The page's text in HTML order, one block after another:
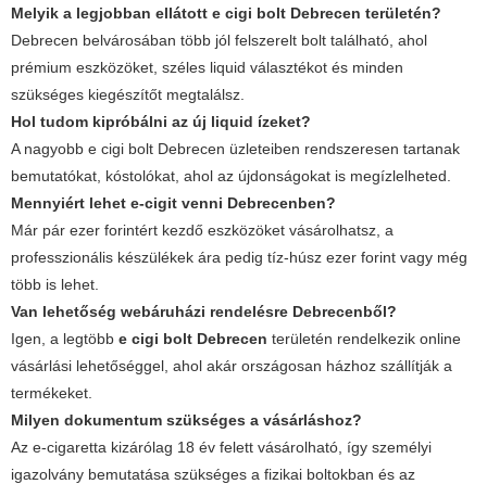
Melyik a legjobban ellátott e cigi bolt Debrecen területén?
Debrecen belvárosában több jól felszerelt bolt található, ahol
prémium eszközöket, széles liquid választékot és minden
szükséges kiegészítőt megtalálsz.
Hol tudom kipróbálni az új liquid ízeket?
A nagyobb e cigi bolt Debrecen üzleteiben rendszeresen tartanak
bemutatókat, kóstolókat, ahol az újdonságokat is megízlelheted.
Mennyiért lehet e-cigit venni Debrecenben?
Már pár ezer forintért kezdő eszközöket vásárolhatsz, a
professzionális készülékek ára pedig tíz-húsz ezer forint vagy még
több is lehet.
Van lehetőség webáruházi rendelésre Debrecenből?
Igen, a legtöbb e cigi bolt Debrecen területén rendelkezik online
vásárlási lehetőséggel, ahol akár országosan házhoz szállítják a
termékeket.
Milyen dokumentum szükséges a vásárláshoz?
Az e-cigaretta kizárólag 18 év felett vásárolható, így személyi
igazolvány bemutatása szükséges a fizikai boltokban és az